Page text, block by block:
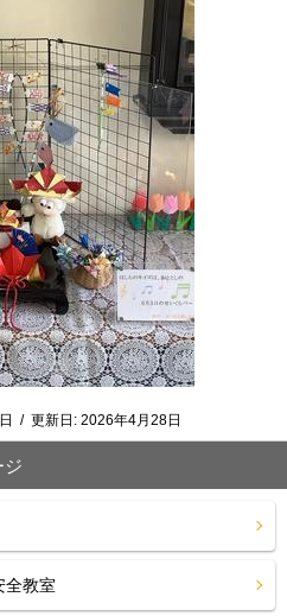
/ 更新日: 2026年4月28日
ジ
教室